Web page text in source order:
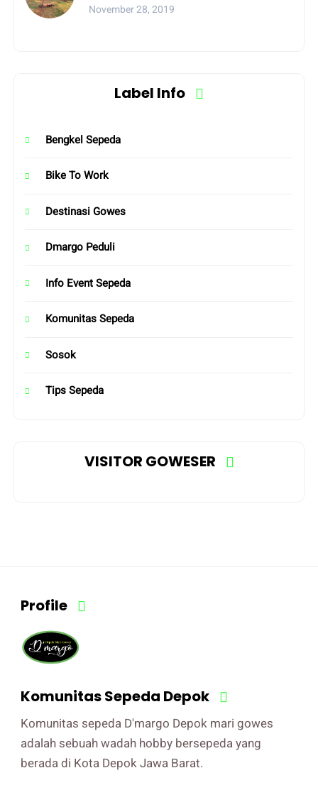
November 28, 2019
Label Info
Bengkel Sepeda
Bike To Work
Destinasi Gowes
Dmargo Peduli
Info Event Sepeda
Komunitas Sepeda
Sosok
Tips Sepeda
VISITOR GOWESER
Profile
Komunitas Sepeda Depok
Komunitas sepeda D'margo Depok mari gowes
adalah sebuah wadah hobby bersepeda yang
berada di Kota Depok Jawa Barat.